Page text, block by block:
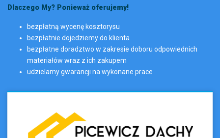
Dlaczego My? Ponieważ oferujemy!
bezpłatną wycenę kosztorysu
bezpłatnie dojedziemy do klienta
bezpłatne doradztwo w zakresie doboru odpowiednich
materiałów wraz z ich zakupem
udzielamy gwarancji na wykonane prace